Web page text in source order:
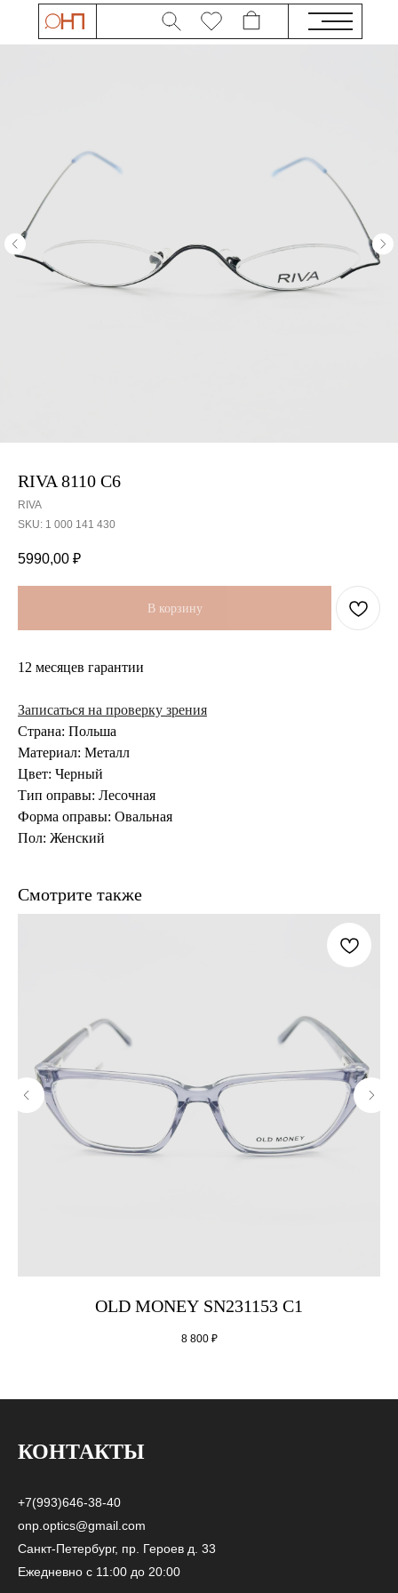
RIVA 8110 C6
RIVA
SKU: 1 000 141 430
5990,00 ₽
В корзину
12 месяцев гарантии
Записаться на проверку зрения
Страна: Польша
Материал: Металл
Цвет: Черный
Тип оправы: Лесочная
Форма оправы: Овальная
Пол: Женский
Смотрите также
OLD MONEY SN231153 C1
8 800 ₽
КОНТАКТЫ
+7(993)646-38-40
onp.optics@gmail.com
Санкт-Петербург, пр. Героев д. 33
Ежедневно с 11:00 до 20:00